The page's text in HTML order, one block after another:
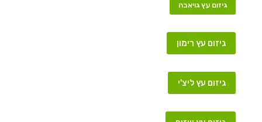
גיזום עץ גויאבה
גיזום עץ רימון
גיזום עץ ליצ'י